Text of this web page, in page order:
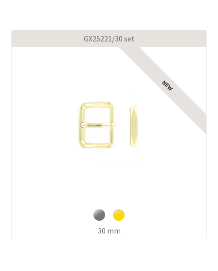
GX25221/30 set
30 mm